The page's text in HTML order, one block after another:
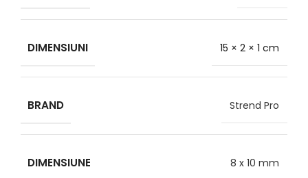
DIMENSIUNI 15 × 2 × 1 cm
BRAND Strend Pro
DIMENSIUNE 8 x 10 mm